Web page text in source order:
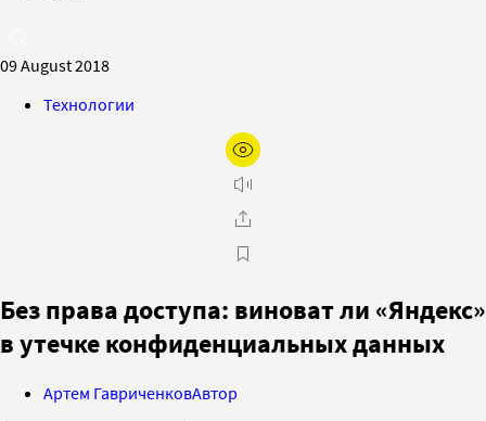
09 August 2018
Технологии
Без права доступа: виноват ли «Яндекс»
в утечке конфиденциальных данных
Артем ГавриченковАвтор